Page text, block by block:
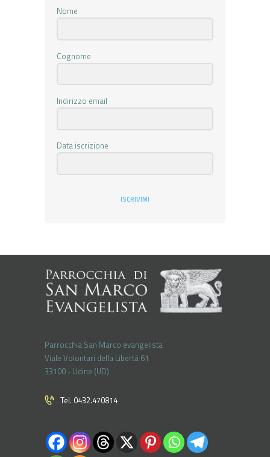
Nome
Cognome
Indirizzo email
Data iscrizione
ISCRIVIMI
Parrocchia San Marco evangelista
Viale Volontari della Libertá 61
33100 - Udine (UD)
Tel. 0432.470814